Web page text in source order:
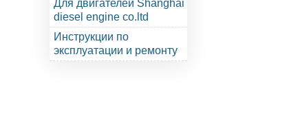
Для двигателей Shanghai
diesel engine co.ltd
Инструкции по
эксплуатации и ремонту